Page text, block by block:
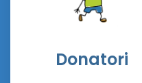
Donatori